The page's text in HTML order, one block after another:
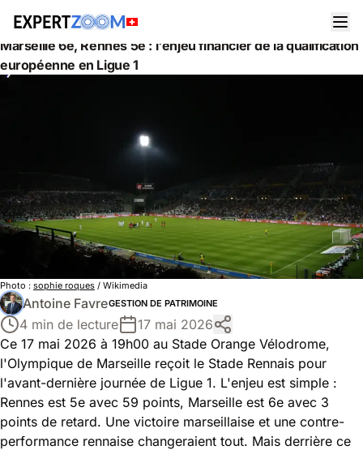
Actualités
Gestion de Patrimoine
Marseille 6e, Rennes 5e : l'enjeu financier de la qualification
européenne en Ligue 1
Photo : sophie roques / Wikimedia
Antoine FavreGESTION DE PATRIMOINE
4 min de lecture
17 mai 2026
Ce 17 mai 2026 à 19h00 au Stade Orange Vélodrome,
l'Olympique de Marseille reçoit le Stade Rennais pour
l'avant-dernière journée de Ligue 1. L'enjeu est simple :
Rennes est 5e avec 59 points, Marseille est 6e avec 3
points de retard. Une victoire marseillaise et une contre-
performance rennaise changeraient tout. Mais derrière ce